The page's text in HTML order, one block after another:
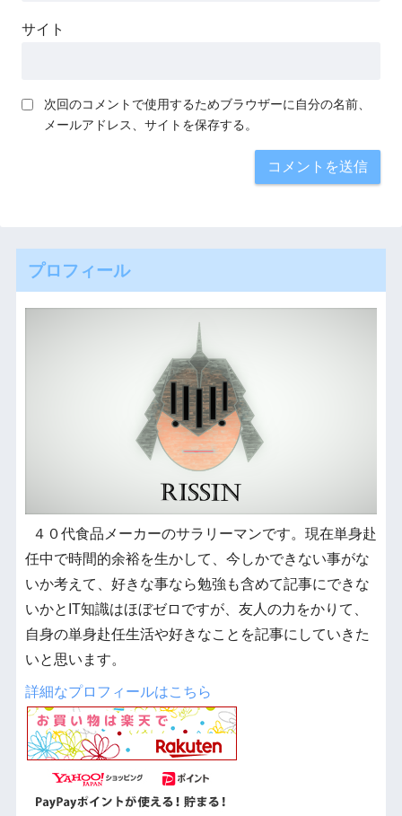
サイト
次回のコメントで使用するためブラウザーに自分の名前、
メールアドレス、サイトを保存する。
プロフィール
４０代食品メーカーのサラリーマンです。現在単身赴
任中で時間的余裕を生かして、今しかできない事がな
いか考えて、好きな事なら勉強も含めて記事にできな
いかとIT知識はほぼゼロですが、友人の力をかりて、
自身の単身赴任生活や好きなことを記事にしていきた
いと思います。
詳細なプロフィールはこちら